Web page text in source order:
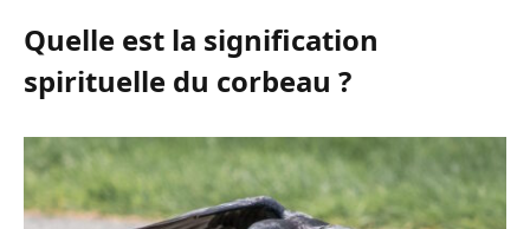
Quelle est la signification
spirituelle du corbeau ?